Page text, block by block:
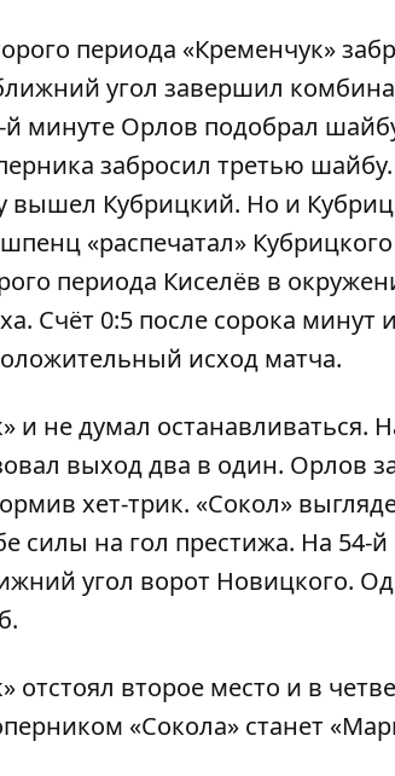
периода «Кременчук»
угол завершил
минуте Орлов подобрал
забросил третью
вышел Кубрицкий. Но и
«распечатал»
периода Киселёв в
Счёт 0:5 после сорока
исход матча.
и не думал
выход два в один. Орлов
хет-трик. «Сокол»
силы на гол престижа. На 54-
угол ворот Новицкого.
отстоял второе место и в
«Сокола» станет